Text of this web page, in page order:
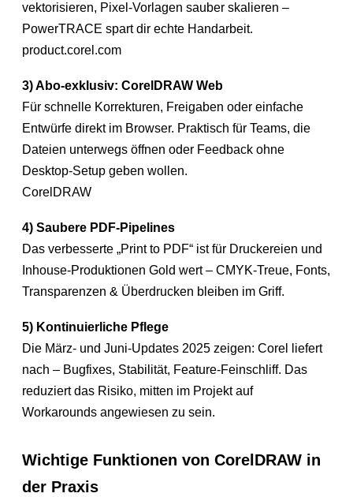
vektorisieren, Pixel-Vorlagen sauber skalieren –
PowerTRACE spart dir echte Handarbeit.
product.corel.com
3) Abo-exklusiv: CorelDRAW Web
Für schnelle Korrekturen, Freigaben oder einfache
Entwürfe direkt im Browser. Praktisch für Teams, die
Dateien unterwegs öffnen oder Feedback ohne
Desktop-Setup geben wollen.
CorelDRAW
4) Saubere PDF-Pipelines
Das verbesserte „Print to PDF“ ist für Druckereien und
Inhouse-Produktionen Gold wert – CMYK-Treue, Fonts,
Transparenzen & Überdrucken bleiben im Griff.
5) Kontinuierliche Pflege
Die März- und Juni-Updates 2025 zeigen: Corel liefert
nach – Bugfixes, Stabilität, Feature-Feinschliff. Das
reduziert das Risiko, mitten im Projekt auf
Workarounds angewiesen zu sein.
Wichtige Funktionen von CorelDRAW in
der Praxis